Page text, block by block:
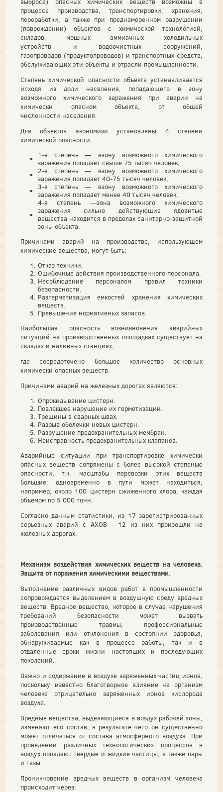
выброса) опасных химических веществ возможны в
процессе производства, транспортировки, хранения,
переработки, а также при преднамеренном разрушении
(повреждении) объектов с химической технологией,
складов, мощных аммиачных холодильных
устройств и водоочистных сооружений,
газопроводов (продуктопроводов) и транспортных средств,
обслуживающих эти объекты и отрасли промышленности.
Степень химической опасности объекта устанавливается
исходя из доли населения, попадающего в зону
возможного химического заражения при аварии на
химически опасном объекте, от общей
численности населения.
Для объектов экономики установлены 4 степени
химической опасности:
1-я степень — взону возможного химического
заражения попадает свыше 75 тысяч человек;
2-я степень — взону возможного химического
заражения попадает 40-75 тысяч человек;
3-я степень — взону возможного химического
заражения попадает менее 40 тысяч человек;
4-я степень —зона возможного химического
заражения сильно действующие ядовитые
вещества находится в пределах санитарно-защитной
зоны объекта.
Причинами аварий на производстве, использующем
химические вещества, могут быть:
Отказ техники.
Ошибочные действия производственного персонала.
Несоблюдение персоналом правил техники
безопасности.
Разгерметизация емкостей хранения химических
веществ.
Превышение нормативных запасов.
Наибольшая опасность возникновения аварийных
ситуаций на производственных площадках существует на
складах и наливных станциях,
где сосредоточено большое количество основных
химически опасных веществ.
Причинами аварий на железных дорогах являются:
Опрокидывание цистерн.
Повлекшее нарушение их герметизации.
Трещины в сварных швах.
Разрыв оболочки новых цистерн.
Разрушение предохранительных мембран.
Неисправность предохранительных клапанов.
Аварийные ситуации при транспортировке химически
опасных веществ сопряжены с более высокой степенью
опасности, т.к. масштабы перевозки этих веществ
большие: одновременно в пути может находиться,
например, около 100 цистерн сжиженного хлора, каждая
объемом по 5 000 тонн.
Согласно данным статистики, из 17 зарегистрированных
серьезных аварий с АХОВ - 12 из них произошли на
железных дорогах.
Механизм воздействия химических веществ на человека.
Защита от поражения химическими веществами.
Выполнение различных видов работ в промышленности
сопровождается выделением в воздушную среду вредных
веществ. Вредное вещество, которое в случае нарушения
требований безопасности может вызвать
производственные травмы, профессиональные
заболевания или отклонения в состоянии здоровья,
обнаруживаемые как в процессе работы, так и в
отдаленные сроки жизни настоящих и последующих
поколений.
Важно и содержание в воздухе заряженных частиц ионов,
поскольку известно благотворное влияние на организм
человека отрицательно заряженных ионов кислорода
воздуха.
Вредные вещества, выделяющиеся в воздух рабочей зоны,
изменяют его состав, в результате чего он существенно
может отличаться от состава атмосферного воздуха. При
проведении различных технологических процессов в
воздух попадают твердые и жидкие частицы, а также пары
и газы.
Проникновение вредных веществ в организм человека
происходит через: